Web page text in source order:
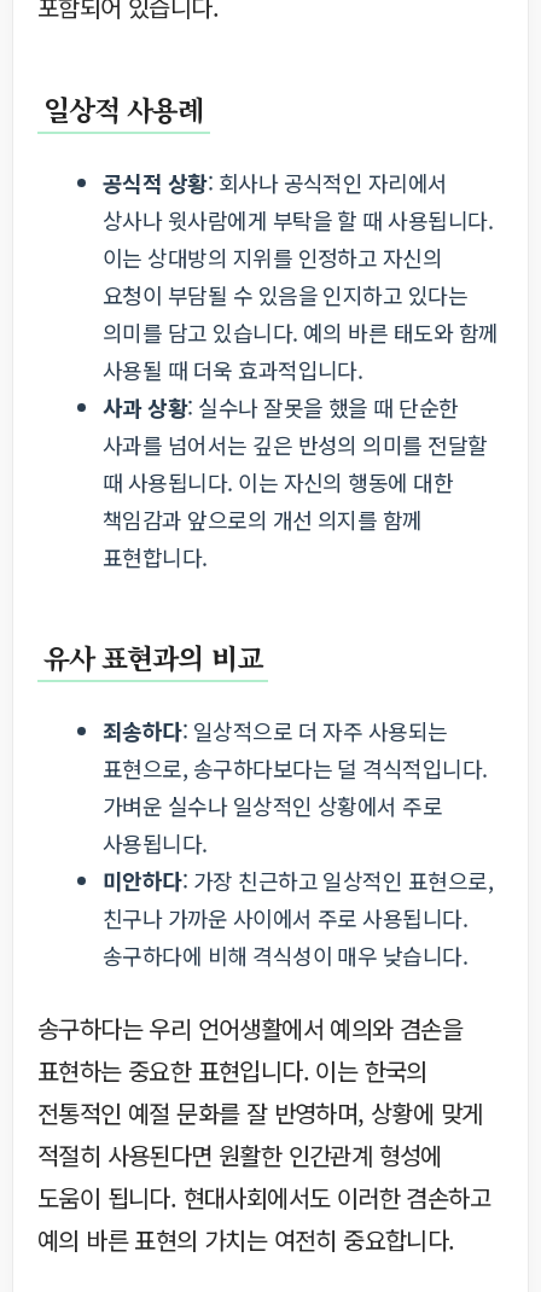
일상적 사용례
공식적 상황: 회사나 공식적인 자리에서
상사나 윗사람에게 부탁을 할 때 사용됩니다.
이는 상대방의 지위를 인정하고 자신의
요청이 부담될 수 있음을 인지하고 있다는
의미를 담고 있습니다. 예의 바른 태도와 함께
사용될 때 더욱 효과적입니다.
사과 상황: 실수나 잘못을 했을 때 단순한
사과를 넘어서는 깊은 반성의 의미를 전달할
때 사용됩니다. 이는 자신의 행동에 대한
책임감과 앞으로의 개선 의지를 함께
표현합니다.
유사 표현과의 비교
죄송하다: 일상적으로 더 자주 사용되는
표현으로, 송구하다보다는 덜 격식적입니다.
가벼운 실수나 일상적인 상황에서 주로
사용됩니다.
미안하다: 가장 친근하고 일상적인 표현으로,
친구나 가까운 사이에서 주로 사용됩니다.
송구하다에 비해 격식성이 매우 낮습니다.
송구하다는 우리 언어생활에서 예의와 겸손을
표현하는 중요한 표현입니다. 이는 한국의
전통적인 예절 문화를 잘 반영하며, 상황에 맞게
적절히 사용된다면 원활한 인간관계 형성에
도움이 됩니다. 현대사회에서도 이러한 겸손하고
예의 바른 표현의 가치는 여전히 중요합니다.